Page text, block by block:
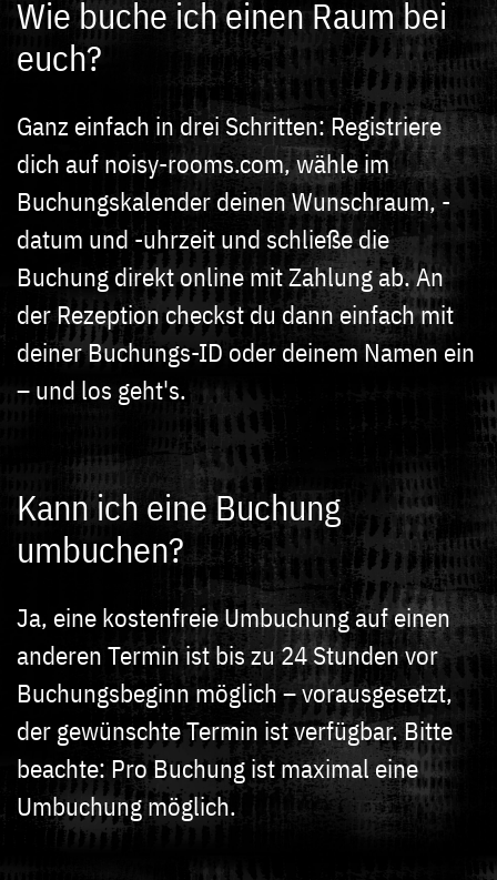
Wie buche ich einen Raum bei
euch?
Ganz einfach in drei Schritten: Registriere
dich auf noisy-rooms.com, wähle im
Buchungskalender deinen Wunschraum, -
datum und -uhrzeit und schließe die
Buchung direkt online mit Zahlung ab. An
der Rezeption checkst du dann einfach mit
deiner Buchungs-ID oder deinem Namen ein
– und los geht's.
Kann ich eine Buchung
umbuchen?
Ja, eine kostenfreie Umbuchung auf einen
anderen Termin ist bis zu 24 Stunden vor
Buchungsbeginn möglich – vorausgesetzt,
der gewünschte Termin ist verfügbar. Bitte
beachte: Pro Buchung ist maximal eine
Umbuchung möglich.